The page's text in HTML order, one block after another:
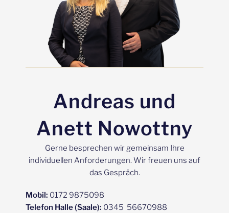
Andreas und
Anett Nowottny
Gerne besprechen wir gemeinsam Ihre
individuellen Anforderungen. Wir freuen uns auf
das Gespräch.
Mobil: 0172 9875098
Telefon Halle (Saale): 0345 56670988